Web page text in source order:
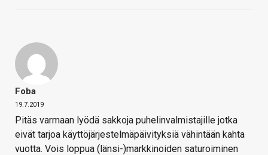
Foba
19.7.2019
Pitäs varmaan lyödä sakkoja puhelinvalmistajille jotka
eivät tarjoa käyttöjärjestelmäpäivityksiä vähintään kahta
vuotta. Vois loppua (länsi-)markkinoiden saturoiminen